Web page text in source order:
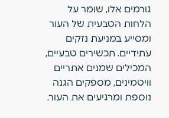
גורמים אלו, שומר על
הלחות הטבעית של העור
ומסייע במניעת נזקים
עתידיים. תכשירים טבעיים,
המכילים שמנים אתריים
וויטמינים, מספקים הגנה
נוספת ומרגיעים את העור.